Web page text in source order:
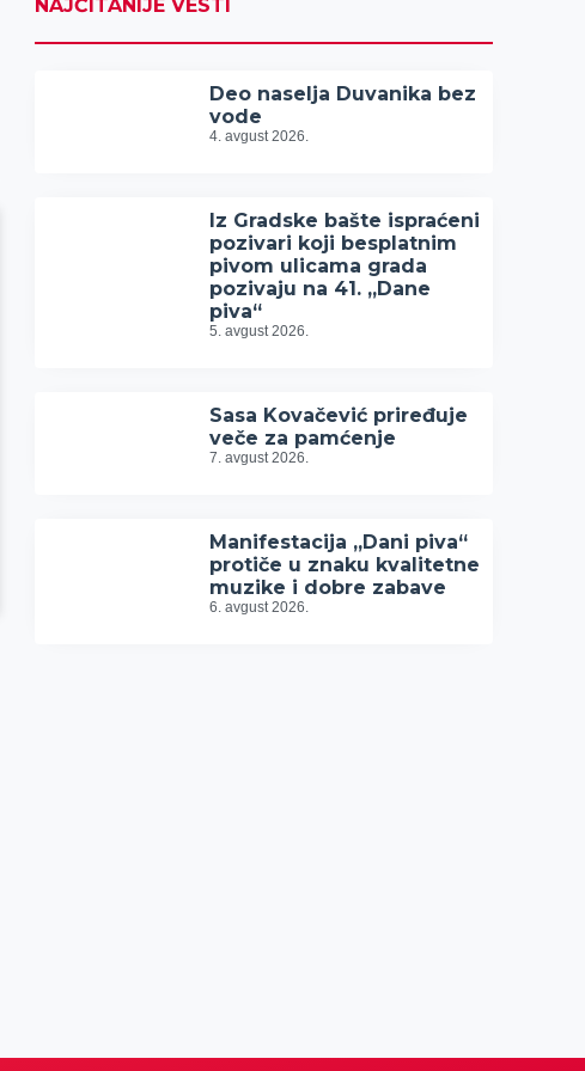
NAJČITANIJE VESTI
Deo naselja Duvanika bez
vode
4. avgust 2026.
Iz Gradske bašte ispraćeni
pozivari koji besplatnim
pivom ulicama grada
pozivaju na 41. „Dane
piva“
5. avgust 2026.
Sasa Kovačević priređuje
veče za pamćenje
7. avgust 2026.
Manifestacija „Dani piva“
protiče u znaku kvalitetne
muzike i dobre zabave
6. avgust 2026.